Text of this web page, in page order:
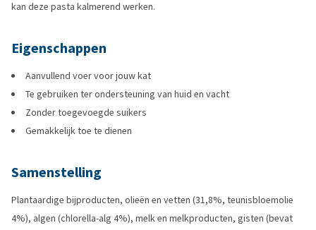
kan deze pasta kalmerend werken.
Eigenschappen
Aanvullend voer voor jouw kat
Te gebruiken ter ondersteuning van huid en vacht
Zonder toegevoegde suikers
Gemakkelijk toe te dienen
Samenstelling
Plantaardige bijproducten, olieën en vetten (31,8%, teunisbloemolie
4%), algen (chlorella-alg 4%), melk en melkproducten, gisten (bevat